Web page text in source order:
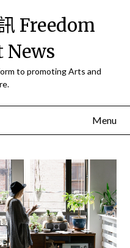
Freedom
News
to promoting Arts and
Menu